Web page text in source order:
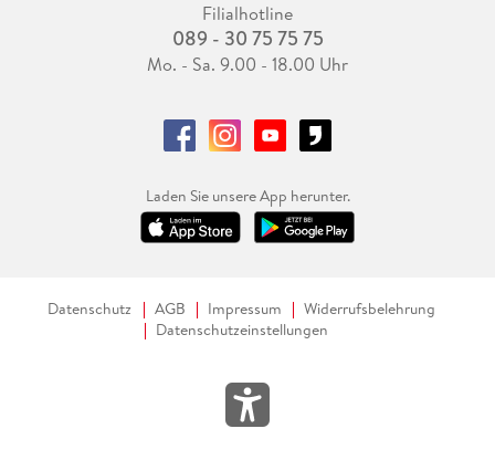
Filialhotline
089 - 30 75 75 75
Mo. - Sa. 9.00 - 18.00 Uhr
Laden Sie unsere App herunter.
Datenschutz AGB Impressum
Widerrufsbelehrung
Datenschutzeinstellungen